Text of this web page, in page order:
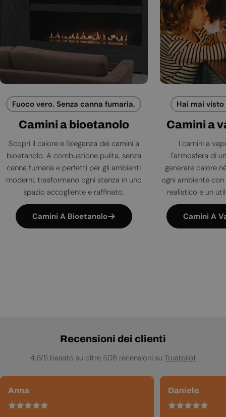
Fuoco vero. Senza canna fumaria.
Camini a bioetanolo
Scopri il calore e l'eleganza dei camini a
bioetanolo. A combustione pulita, senza
canna fumaria e perfetti per gli ambienti
moderni, trasformano ogni stanza in uno
spazio accogliente e raffinato.
Camini A Bioetanolo
Hai mai
Camini a
I camini a
l'atmosfera di
generare calore
ogni ambiente
realistico e un
Camini A
Recensioni dei clienti
4,6/5 basato su oltre 508 recensioni su Trustpilot
Anna Daniele